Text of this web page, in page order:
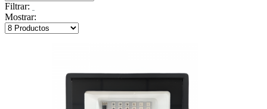
Filtrar:
Mostrar: